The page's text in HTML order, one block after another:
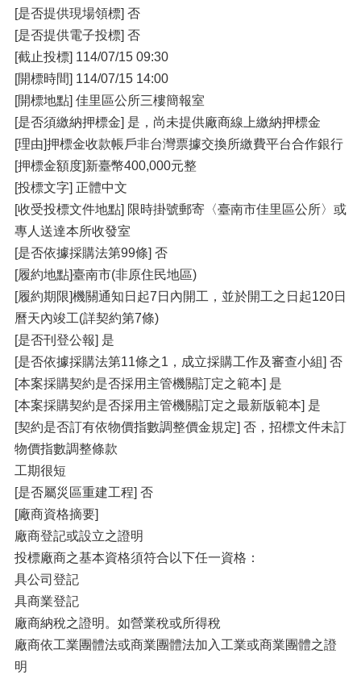
[是否提供現場領標] 否
[是否提供電子投標] 否
[截止投標] 114/07/15 09:30
[開標時間] 114/07/15 14:00
[開標地點] 佳里區公所三樓簡報室
[是否須繳納押標金] 是，尚未提供廠商線上繳納押標金
[理由]押標金收款帳戶非台灣票據交換所繳費平台合作銀行
[押標金額度]新臺幣400,000元整
[投標文字] 正體中文
[收受投標文件地點] 限時掛號郵寄〈臺南市佳里區公所〉或
專人送達本所收發室
[是否依據採購法第99條] 否
[履約地點]臺南市(非原住民地區)
[履約期限]機關通知日起7日內開工，並於開工之日起120日
曆天內竣工(詳契約第7條)
[是否刊登公報] 是
[是否依據採購法第11條之1，成立採購工作及審查小組] 否
[本案採購契約是否採用主管機關訂定之範本] 是
[本案採購契約是否採用主管機關訂定之最新版範本] 是
[契約是否訂有依物價指數調整價金規定] 否，招標文件未訂
物價指數調整條款
工期很短
[是否屬災區重建工程] 否
[廠商資格摘要]
廠商登記或設立之證明
投標廠商之基本資格須符合以下任一資格：
具公司登記
具商業登記
廠商納稅之證明。如營業稅或所得稅
廠商依工業團體法或商業團體法加入工業或商業團體之證
明